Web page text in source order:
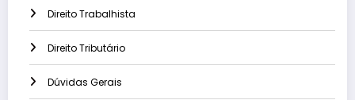
Direito Trabalhista
Direito Tributário
Dúvidas Gerais